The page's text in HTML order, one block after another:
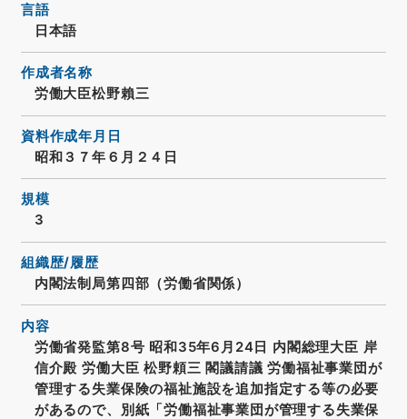
言語
日本語
作成者名称
労働大臣松野賴三
資料作成年月日
昭和３７年６月２４日
規模
3
組織歴/履歴
内閣法制局第四部（労働省関係）
内容
労働省発監第8号 昭和35年6月24日 内閣総理大臣 岸
信介殿 労働大臣 松野頼三 閣議請議 労働福祉事業団が
管理する失業保険の福祉施設を追加指定する等の必要
があるので、別紙「労働福祉事業団が管理する失業保